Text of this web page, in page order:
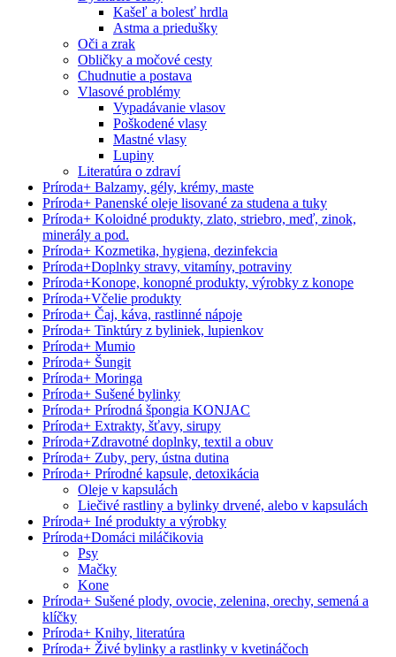
Kašeľ a bolesť hrdla
Astma a priedušky
Oči a zrak
Obličky a močové cesty
Chudnutie a postava
Vlasové problémy
Vypadávanie vlasov
Poškodené vlasy
Mastné vlasy
Lupiny
Literatúra o zdraví
Príroda+ Balzamy, gély, krémy, maste
Príroda+ Panenské oleje lisované za studena a tuky
Príroda+ Koloidné produkty, zlato, striebro, meď, zinok,
minerály a pod.
Príroda+ Kozmetika, hygiena, dezinfekcia
Príroda+Doplnky stravy, vitamíny, potraviny
Príroda+Konope, konopné produkty, výrobky z konope
Príroda+Včelie produkty
Príroda+ Čaj, káva, rastlinné nápoje
Príroda+ Tinktúry z byliniek, lupienkov
Príroda+ Mumio
Príroda+ Šungit
Príroda+ Moringa
Príroda+ Sušené bylinky
Príroda+ Prírodná špongia KONJAC
Príroda+ Extrakty, šťavy, sirupy
Príroda+Zdravotné doplnky, textil a obuv
Príroda+ Zuby, pery, ústna dutina
Príroda+ Prírodné kapsule, detoxikácia
Oleje v kapsulách
Liečivé rastliny a bylinky drvené, alebo v kapsulách
Príroda+ Iné produkty a výrobky
Príroda+Domáci miláčikovia
Psy
Mačky
Kone
Príroda+ Sušené plody, ovocie, zelenina, orechy, semená a
klíčky
Príroda+ Knihy, literatúra
Príroda+ Živé bylinky a rastlinky v kvetináčoch